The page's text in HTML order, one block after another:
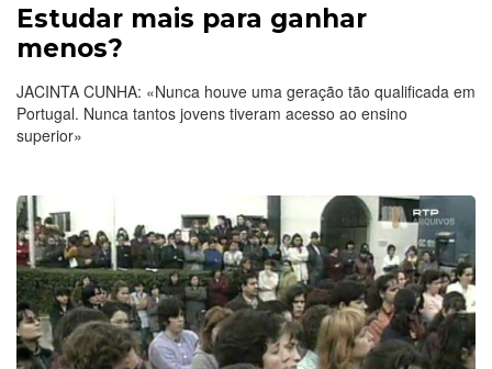
Estudar mais para ganhar
menos?
JACINTA CUNHA: «Nunca houve uma geração tão qualificada em
Portugal. Nunca tantos jovens tiveram acesso ao ensino
superior»